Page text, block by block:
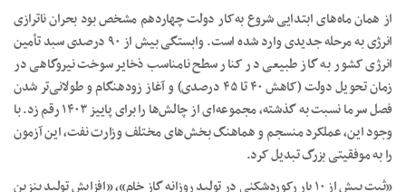
از همان ماه‌های ابتدایی شروع به‌کار دولت چهاردهم مشخص بود بحران ناترازی
انرژی به مرحله جدیدی وارد شده است. وابستگی بیش از ۹۰ درصدی سبد تأمین
انرژی کشور به گاز طبیعی در کنار سطح نامناسب ذخایر سوخت نیروگاهی در
زمان تحویل دولت (کاهش ۴۰ تا ۴۵ درصدی) و آغاز زودهنگام و طولانی‌تر شدن
فصل سرما نسبت به گذشته، مجموعه‌ای از چالش‌ها را برای پاییز ۱۴۰۳ رقم زد. با
وجود این، عملکرد منسجم و هماهنگ بخش‌های مختلف وزارت نفت، این آزمون
را به موفقیتی بزرگ تبدیل کرد.
«ثبت بیش از ۱۰ بار رکوردشکنی در تولید روزانه گاز خام»، «افزایش تولید بنزین